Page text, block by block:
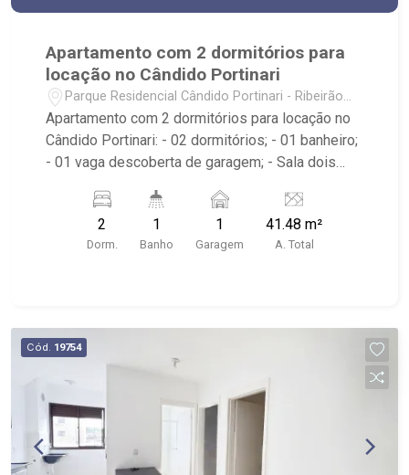
Apartamento com 2 dormitórios para
locação no Cândido Portinari
Parque Residencial Cândido Portinari - Ribeirão
Preto/SP
Apartamento com 2 dormitórios para locação no
Cândido Portinari: - 02 dormitórios; - 01 banheiro;
- 01 vaga descoberta de garagem; - Sala dois
Serviço; - Condomínio com Portaria 24h, elevador,
playground, salão de festas, área churrasco,
piscina, pet place e quadra de areia; - Localizado
2
Dorm.
1
Banho
1
Garagem
41.48 m²
A. Total
Cód. 19754